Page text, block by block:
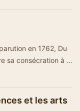
en 1762, Du
sa consécration à la
et les arts